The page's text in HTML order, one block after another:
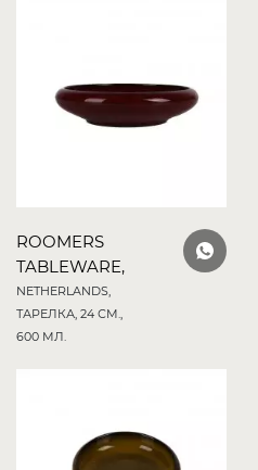
ROOMERS
TABLEWARE,
NETHERLANDS,
ТАРЕЛКА, 24 СМ.,
600 МЛ.